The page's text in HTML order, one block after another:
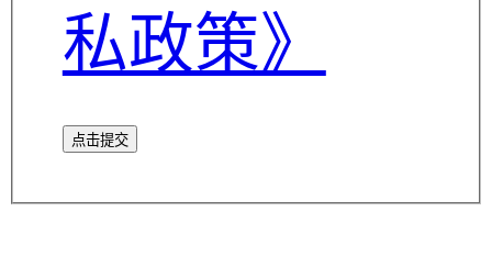
私政策》
点击提交